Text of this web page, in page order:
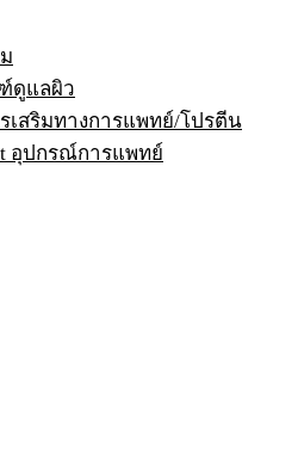
ดูแลผิว
เสริมทางการแพทย์/โปรตีน
อุปกรณ์การแพทย์